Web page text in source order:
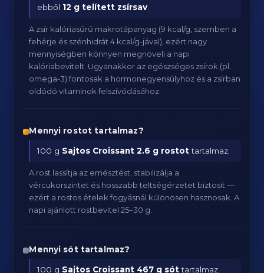
ebből 12 g telített zsírsav
A zsír kalóriasűrű makrotápanyag (9 kcal/g, szemben a
fehérje és szénhidrát 4 kcal/g-jával), ezért nagy
mennyiségben könnyen megnöveli a napi
kalóriabevitelt. Ugyanakkor az egészséges zsírok (pl.
omega-3) fontosak a hormonegyensúlyhoz és a zsírban
oldódó vitaminok felszívódásához.
Mennyi rostot tartalmaz?
100 g Sajtos Croissant 2.6 g rostottartalmaz.
A rost lassítja az emésztést, stabilizálja a
vércukorszintet és hosszabb teltségérzetet biztosít —
ezért a rostos ételek fogyásnál különösen hasznosak. A
napi ajánlott rostbevitel 25–30 g.
Mennyi sót tartalmaz?
100 g Sajtos Croissant 467 g sóttartalmaz.